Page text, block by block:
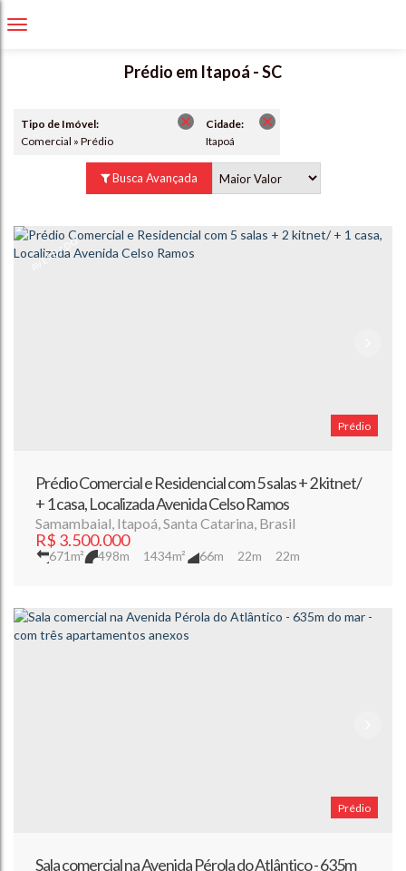
Prédio em Itapoá - SC
Tipo de Imóvel:
Comercial » Prédio
Cidade:
Itapoá
Busca Avançada
AVERBADO
Prédio
Prédio Comercial e Residencial com 5 salas + 2 kitnet/
+ 1 casa, Localizada Avenida Celso Ramos
R$ 3.500.000
Samambaial, Itapoá,Santa Catarina, Brasil
671m² 498m 1434m² 66m 22m 22m
Prédio
Sala comercial na Avenida Pérola do Atlântico - 635m